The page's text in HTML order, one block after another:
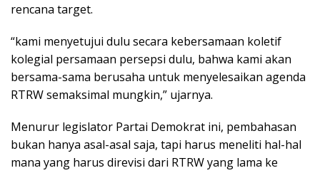
rencana target.
“kami menyetujui dulu secara kebersamaan koletif
kolegial persamaan persepsi dulu, bahwa kami akan
bersama-sama berusaha untuk menyelesaikan agenda
RTRW semaksimal mungkin,” ujarnya.
Menurur legislator Partai Demokrat ini, pembahasan
bukan hanya asal-asal saja, tapi harus meneliti hal-hal
mana yang harus direvisi dari RTRW yang lama ke